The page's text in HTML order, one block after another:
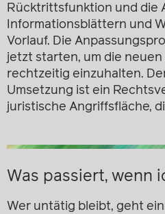
Rücktrittsfunktion und die
Informationsblättern und
Vorlauf. Die
jetzt starten, um die neuen
rechtzeitig einzuhalten.
Umsetzung ist ein
juristische Angriffsfläche,
Was passiert, wenn
Wer untätig bleibt, geht